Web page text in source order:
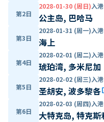
第2日
2028-01-30 (周日)入港
公主岛, 巴哈马
第3日
2028-01-31 (周一)入港
海上
第4日
2028-02-01 (周二)入港
琥珀湾, 多米尼加
第5日
2028-02-02 (周三)入港
圣胡安, 波多黎各
第6日
2028-02-03 (周四)入港
大特克岛, 特克斯